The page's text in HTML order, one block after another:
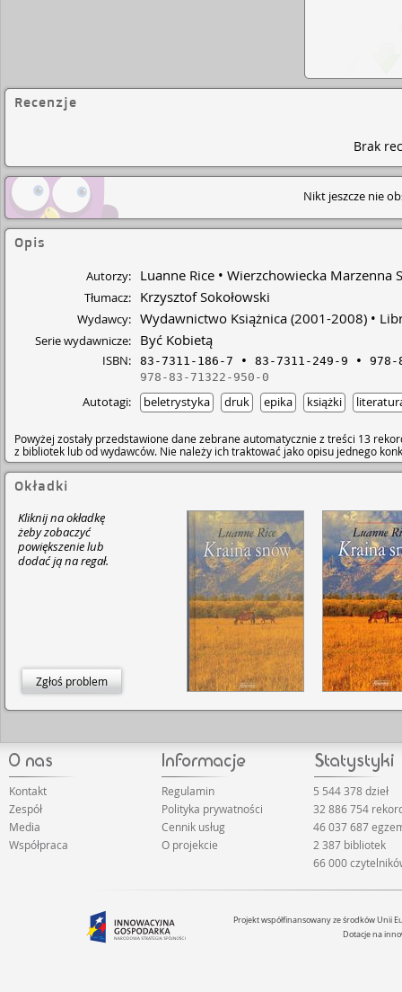
Recenzje
Brak
Nikt jeszcze nie
Opis
Autorzy: Luanne Rice Wierzchowiecka Marzenna
Tłumacz: Krzysztof Sokołowski
Wydawcy: Wydawnictwo Książnica (2001-2008)
Serie wydawnicze: Być Kobietą
ISBN: 83-7311-186-7 83-7311-249-9
978-
978-83-71322-950-0
Autotagi: beletrystyka druk epika książki
Powyżej zostały przedstawione dane zebrane automatycznie z treści 13
z bibliotek lub od wydawców. Nie należy ich traktować jako opisu jednego
Okładki
Kliknij na okładkę
żeby zobaczyć
powiększenie lub
dodać ją na regał.
Zgłoś problem
Kontakt
Zespół
Media
Współpraca
Regulamin
Polityka prywatności
Cennik usług
O projekcie
5 544 378 dzieł
32 886 754
46 037 687
2 387 bibliotek
66 000
Projekt współfinansowany ze środków Unii
Dotacje na